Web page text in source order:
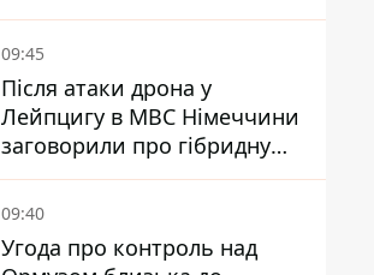
уникати ділянок із заторами
09:45
Після атаки дрона у
Лейпцигу в МВС Німеччини
заговорили про гібридну
війну – ми щоденно є ціллю
09:40
Угода про контроль над